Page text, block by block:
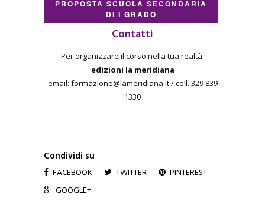
PROPOSTA SCUOLA SECONDARIA
DI I GRADO
Contatti
Per organizzare il corso nella tua realtà:
edizioni la meridiana
email: formazione@lameridiana.it / cell. 329 839
1330
Condividi su
FACEBOOK TWITTER
PINTEREST
GOOGLE+